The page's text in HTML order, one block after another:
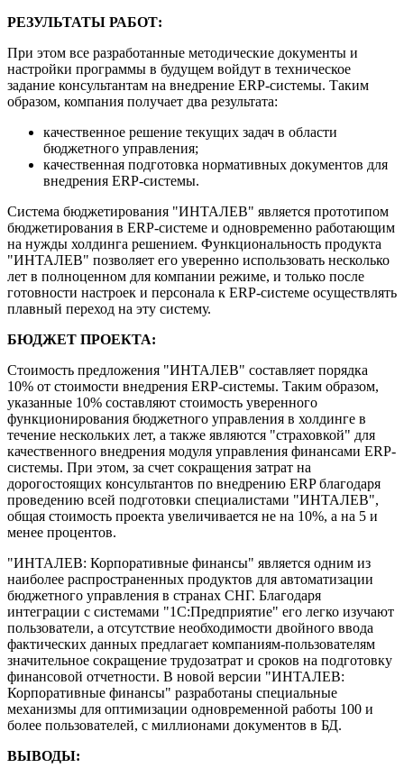
РЕЗУЛЬТАТЫ РАБОТ:
При этом все разработанные методические документы и
настройки программы в будущем войдут в техническое
задание консультантам на внедрение ERP-системы. Таким
образом, компания получает два результата:
качественное решение текущих задач в области
бюджетного управления;
качественная подготовка нормативных документов для
внедрения ERP-системы.
Система бюджетирования "ИНТАЛЕВ" является прототипом
бюджетирования в ERP-системе и одновременно работающим
на нужды холдинга решением. Функциональность продукта
"ИНТАЛЕВ" позволяет его уверенно использовать несколько
лет в полноценном для компании режиме, и только после
готовности настроек и персонала к ERP-системе осуществлять
плавный переход на эту систему.
БЮДЖЕТ ПРОЕКТА:
Стоимость предложения "ИНТАЛЕВ" составляет порядка
10% от стоимости внедрения ERP-системы. Таким образом,
указанные 10% составляют стоимость уверенного
функционирования бюджетного управления в холдинге в
течение нескольких лет, а также являются "страховкой" для
качественного внедрения модуля управления финансами ERP-
системы. При этом, за счет сокращения затрат на
дорогостоящих консультантов по внедрению ERP благодаря
проведению всей подготовки специалистами "ИНТАЛЕВ",
общая стоимость проекта увеличивается не на 10%, а на 5 и
менее процентов.
"ИНТАЛЕВ: Корпоративные финансы" является одним из
наиболее распространенных продуктов для автоматизации
бюджетного управления в странах СНГ. Благодаря
интеграции с системами "1С:Предприятие" его легко изучают
пользователи, а отсутствие необходимости двойного ввода
фактических данных предлагает компаниям-пользователям
значительное сокращение трудозатрат и сроков на подготовку
финансовой отчетности. В новой версии "ИНТАЛЕВ:
Корпоративные финансы" разработаны специальные
механизмы для оптимизации одновременной работы 100 и
более пользователей, с миллионами документов в БД.
ВЫВОДЫ: